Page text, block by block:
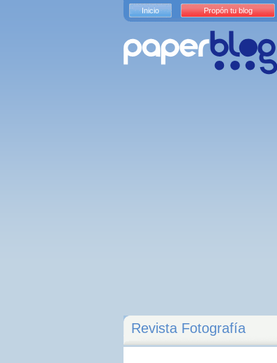
Revista Fotografía
Inicio Propón tu blog